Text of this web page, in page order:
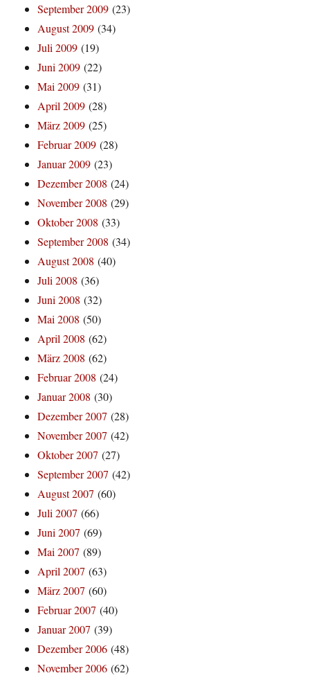
September 2009 (23)
August 2009 (34)
Juli 2009 (19)
Juni 2009 (22)
Mai 2009 (31)
April 2009 (28)
März 2009 (25)
Februar 2009 (28)
Januar 2009 (23)
Dezember 2008 (24)
November 2008 (29)
Oktober 2008 (33)
September 2008 (34)
August 2008 (40)
Juli 2008 (36)
Juni 2008 (32)
Mai 2008 (50)
April 2008 (62)
März 2008 (62)
Februar 2008 (24)
Januar 2008 (30)
Dezember 2007 (28)
November 2007 (42)
Oktober 2007 (27)
September 2007 (42)
August 2007 (60)
Juli 2007 (66)
Juni 2007 (69)
Mai 2007 (89)
April 2007 (63)
März 2007 (60)
Februar 2007 (40)
Januar 2007 (39)
Dezember 2006 (48)
November 2006 (62)